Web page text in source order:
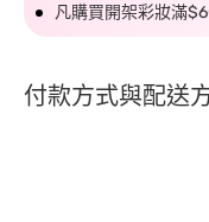
凡購買開架彩妝滿
付款方式與配送